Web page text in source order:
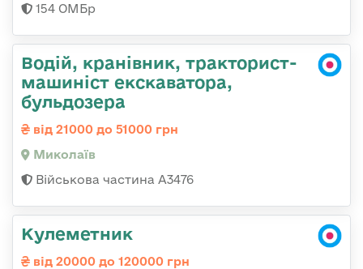
154 ОМБр
Водій, кранівник, тракторист-
машиніст екскаватора,
бульдозера
від 21000 до 51000 грн
Миколаїв
Військова частина А3476
Кулеметник
від 20000 до 120000 грн